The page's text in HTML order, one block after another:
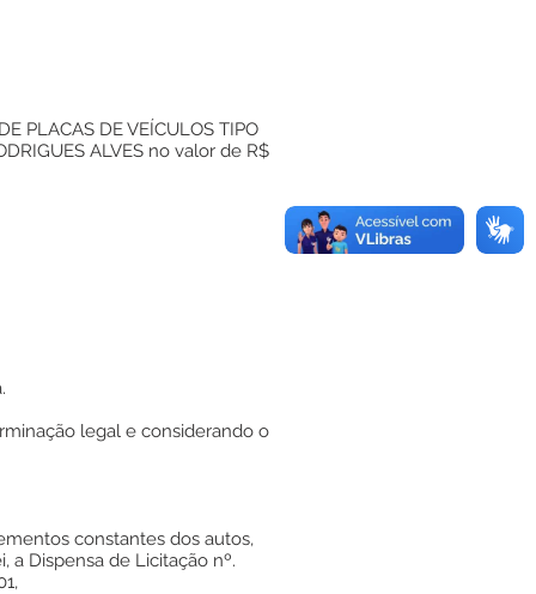
PLACAS DE VEÍCULOS TIPO
ALVES no valor de R$
legal e considerando o
constantes dos autos,
a Dispensa de Licitação nº.